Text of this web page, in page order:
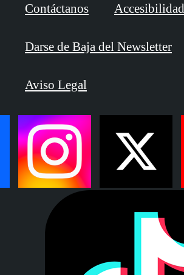
Contáctanos Accesibilidad
Darse de Baja del Newsletter
Aviso Legal